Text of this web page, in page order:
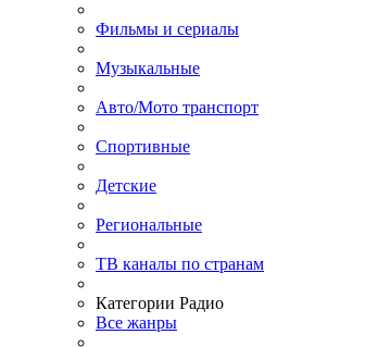
Фильмы и сериалы
Музыкальные
Авто/Мото транспорт
Спортивные
Детские
Региональные
ТВ каналы по странам
Категории Радио
Все жанры